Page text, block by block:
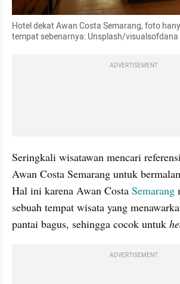
Hotel dekat Awan Costa Semarang, foto
tempat sebenarnya: Unsplash/visualsofdana
ADVERTISEMENT
Seringkali wisatawan mencari
Awan Costa Semarang untuk
Hal ini karena Awan Costa Semarang
sebuah tempat wisata yang
pantai bagus, sehingga cocok untuk
ADVERTISEMENT